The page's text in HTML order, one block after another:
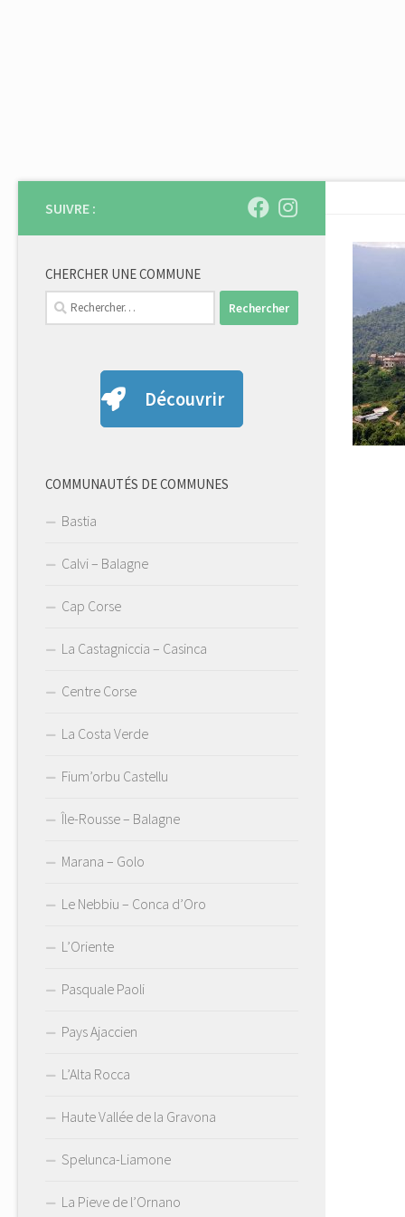
SUIVRE :
CHERCHER UNE COMMUNE
Rechercher :
Découvrir
COMMUNAUTÉS DE COMMUNES
Bastia
Calvi – Balagne
Cap Corse
La Castagniccia – Casinca
Centre Corse
La Costa Verde
Fium’orbu Castellu
Île-Rousse – Balagne
Marana – Golo
Le Nebbiu – Conca d’Oro
L’Oriente
Pasquale Paoli
Pays Ajaccien
L’Alta Rocca
Haute Vallée de la Gravona
Spelunca-Liamone
La Pieve de l’Ornano